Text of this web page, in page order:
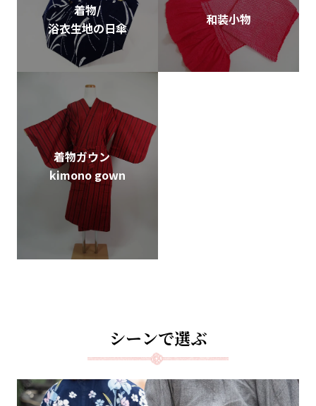
着物/
浴衣生地の日傘
和装小物
着物ガウン
kimono gown
シーンで選ぶ